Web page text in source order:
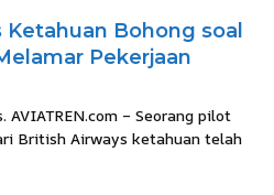
Bohong soal
Pekerjaan
– Seorang pilot
British Airways ketahuan telah